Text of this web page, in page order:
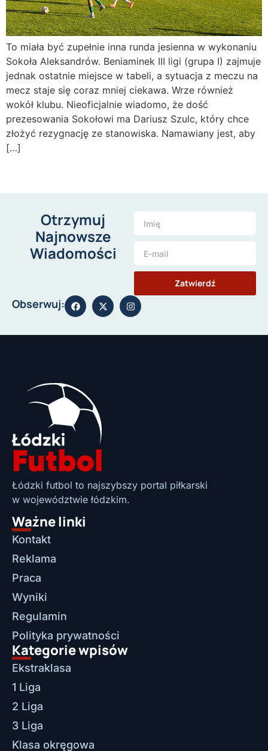
To miała być zupełnie inna runda jesienna w wykonaniu
Sokoła Aleksandrów. Beniaminek III ligi (grupa I) zajmuje
jednak ostatnie miejsce w tabeli, a sytuacja z meczu na
mecz staje się coraz mniej ciekawa. Wrze również
wokół klubu. Nieoficjalnie wiadomo, że dość
prezesowania Sokołowi ma Dariusz Szulc, który chce
złożyć rezygnację ze stanowiska. Namawiany jest, aby
[…]
Otrzymuj
Najnowsze
Wiadomości
Zatwierdź
Obserwuj:
Łódzki futbol to najszybszy portal piłkarski
w województwie łódzkim.
Ważne linki
Kontakt
Reklama
Praca
Wyniki
Regulamin
Polityka prywatności
Kategorie wpisów
Ekstraklasa
1 Liga
2 Liga
3 Liga
Klasa okręgowa